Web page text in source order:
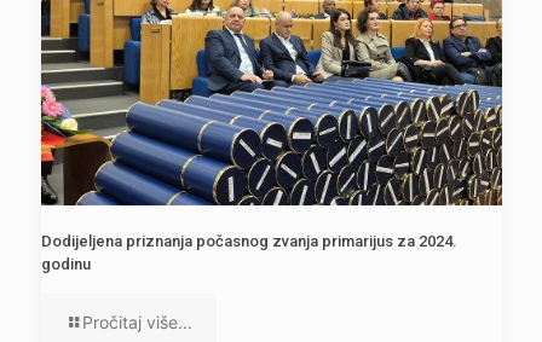
Dodijeljena priznanja počasnog zvanja primarijus za 2024.
godinu
Pročitaj više...